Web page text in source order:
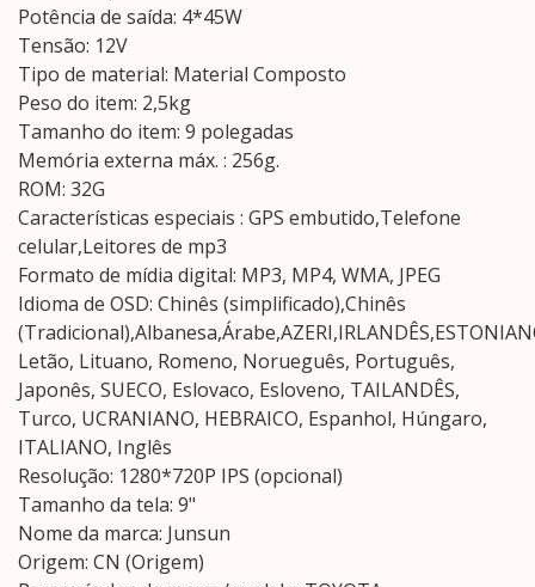
Potência de saída: 4*45W
Tensão: 12V
Tipo de material: Material Composto
Peso do item: 2,5kg
Tamanho do item: 9 polegadas
Memória externa máx. : 256g.
ROM: 32G
Características especiais : GPS embutido,Telefone
celular,Leitores de mp3
Formato de mídia digital: MP3, MP4, WMA, JPEG
Idioma de OSD: Chinês (simplificado),Chinês
Letão, Lituano, Romeno, Norueguês, Português,
Japonês, SUECO, Eslovaco, Esloveno, TAILANDÊS,
Turco, UCRANIANO, HEBRAICO, Espanhol, Húngaro,
ITALIANO, Inglês
Resolução: 1280*720P IPS (opcional)
Tamanho da tela: 9"
Nome da marca: Junsun
Origem: CN (Origem)